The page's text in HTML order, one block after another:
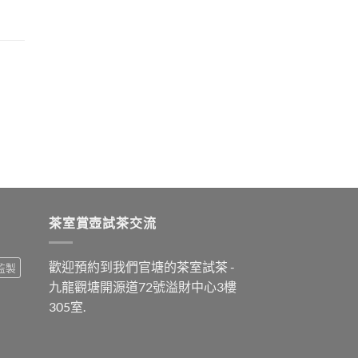
製
茶室賞壺試茶交流
歡迎預約到我們官塘的茶室試茶 -
九龍觀塘開源道72號溢財中心3樓
305室.